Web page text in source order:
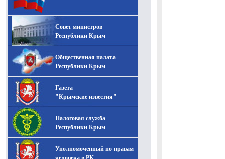
Совет министров
Республики Крым
Общественная палата
Республики Крым
Газета
"Крымские известия"
Налоговая служба
Республики Крым
Уполномоченный по правам